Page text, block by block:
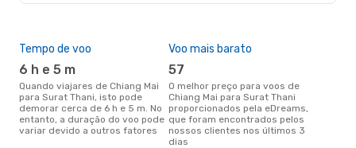
Tempo de voo
6 h e 5 m
Quando viajares de Chiang Mai
para Surat Thani, isto pode
demorar cerca de 6 h e 5 m. No
entanto, a duração do voo pode
variar devido a outros fatores
Voo mais barato
57
O melhor preço para voos de
Chiang Mai para Surat Thani
proporcionados pela eDreams,
que foram encontrados pelos
nossos clientes nos últimos 3
dias